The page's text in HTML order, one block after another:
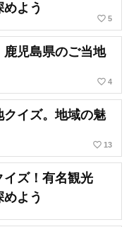
よう
favorite_border 5
鹿児島県のご当地
favorite_border 4
クイズ。地域の魅
favorite_border 13
イズ！有名観光
よう